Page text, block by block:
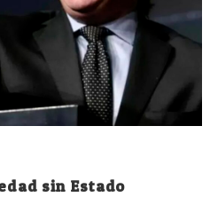
sin Estado